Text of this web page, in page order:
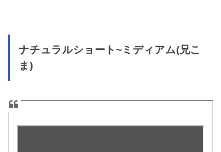
ナチュラルショート~ミディアム(兄こ
ま)